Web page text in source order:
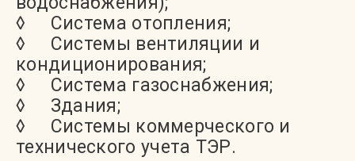
◊ Система отопления;
◊ Системы вентиляции и
кондиционирования;
◊ Система газоснабжения;
◊ Здания;
◊ Системы коммерческого и
технического учета ТЭР.